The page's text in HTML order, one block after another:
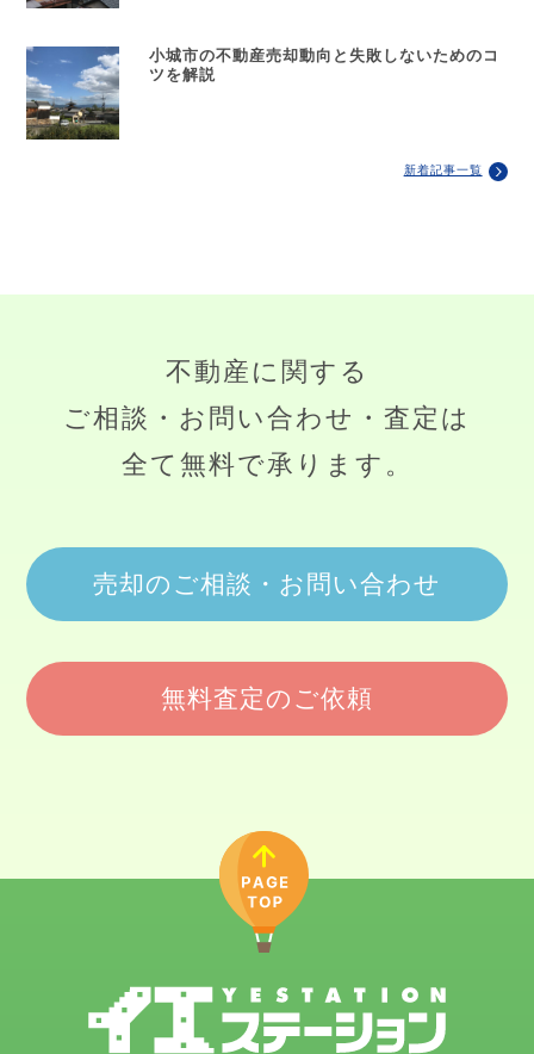
小城市の不動産売却動向と失敗しないためのコ
ツを解説
新着記事一覧
不動産に関する
ご相談・お問い合わせ・査定は
全て無料で承ります。
売却のご相談・お問い合わせ
無料査定のご依頼